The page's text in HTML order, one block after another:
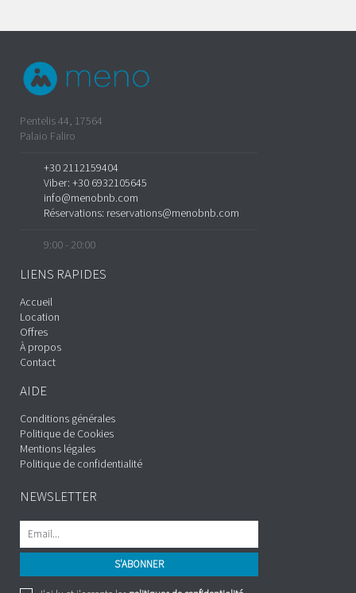
Pentelis 44, 17564
Palaio Faliro
+30 2112159404
Viber: +30 6932105645
info@menobnb.com
Réservations: reservations@menobnb.com
9:00 - 20:00
LIENS RAPIDES
Accueil
Location
Offres
À propos
Contact
AIDE
Conditions générales
Politique de Cookies
Mentions légales
Politique de confidentialité
NEWSLETTER